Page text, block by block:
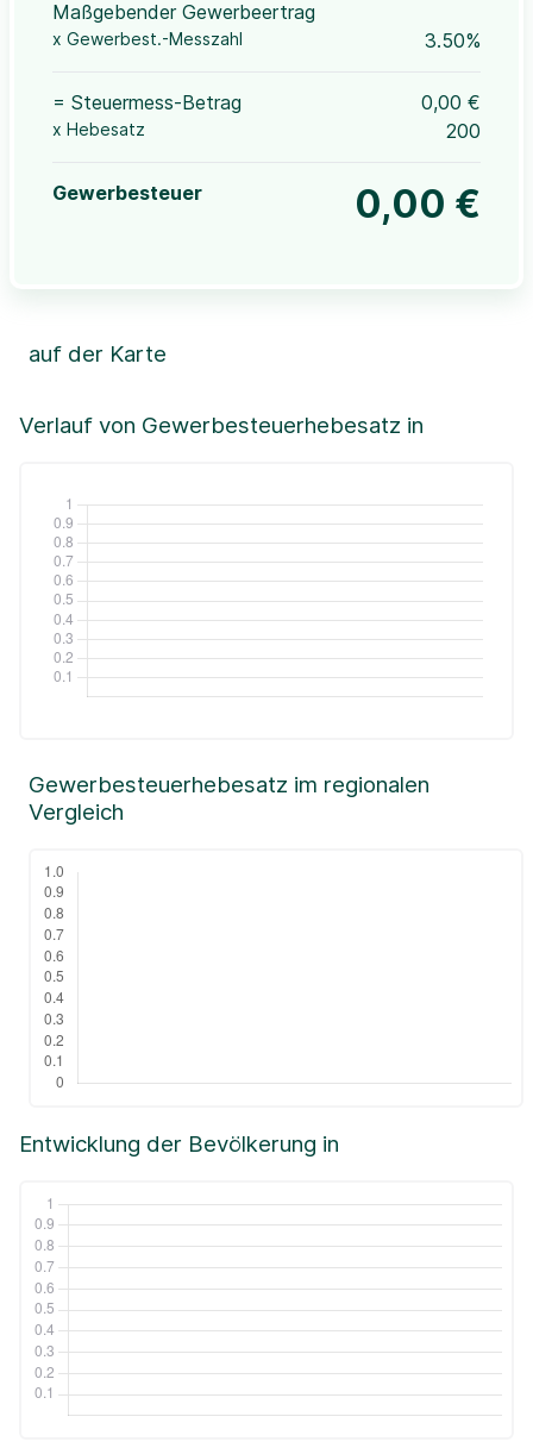
Maßgebender Gewerbeertrag
x Gewerbest.-Messzahl 3.50%
= Steuermess-Betrag 0,00 €
x Hebesatz 200
Gewerbesteuer 0,00 €
Verlauf von Gewerbesteuerhebesatz in
auf der Karte
+
Leaflet|©OpenStreetMap, ©CartoDB,
Entwicklung der Bevölkerung in
Gewerbesteuerhebesatz im regionalen
Vergleich